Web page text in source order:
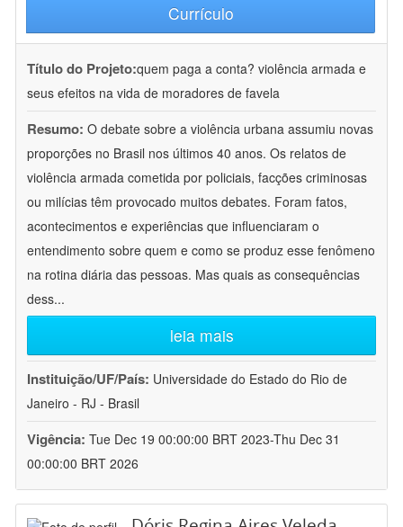
Currículo
Título do Projeto:quem paga a conta? violência armada e
seus efeitos na vida de moradores de favela
Resumo: O debate sobre a violência urbana assumiu novas
proporções no Brasil nos últimos 40 anos. Os relatos de
violência armada cometida por policiais, facções criminosas
ou milícias têm provocado muitos debates. Foram fatos,
acontecimentos e experiências que influenciaram o
entendimento sobre quem e como se produz esse fenômeno
na rotina diária das pessoas. Mas quais as consequências
dess...
leia mais
Instituição/UF/País: Universidade do Estado do Rio de
Janeiro - RJ - Brasil
Vigência: Tue Dec 19 00:00:00 BRT 2023-Thu Dec 31
00:00:00 BRT 2026